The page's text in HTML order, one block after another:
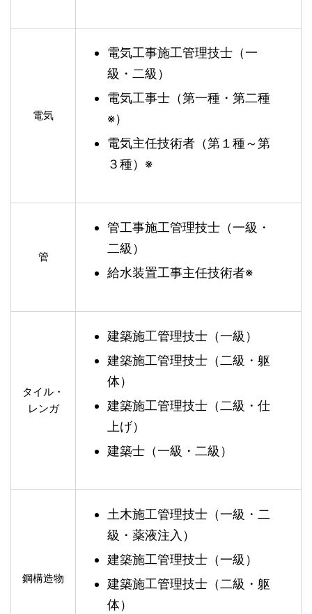
電気
電気工事施工管理技士（一
級・二級）
電気工事士（第一種・第二種
※）
電気主任技術者（第１種～第
３種）※
管
管工事施工管理技士（一級・
二級）
給水装置工事主任技術者※
タイル・
レンガ
建築施工管理技士（一級）
建築施工管理技士（二級・躯
体）
建築施工管理技士（二級・仕
上げ）
建築士（一級・二級）
鋼構造物
土木施工管理技士（一級・二
級・薬液注入）
建築施工管理技士（一級）
建築施工管理技士（二級・躯
体）